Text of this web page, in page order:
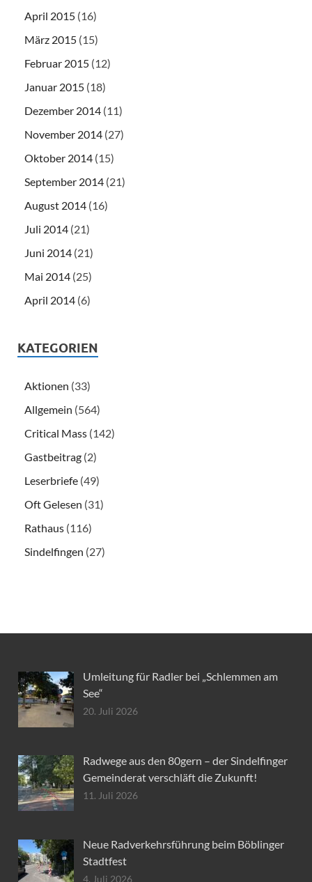
April 2015 (16)
März 2015 (15)
Februar 2015 (12)
Januar 2015 (18)
Dezember 2014 (11)
November 2014 (27)
Oktober 2014 (15)
September 2014 (21)
August 2014 (16)
Juli 2014 (21)
Juni 2014 (21)
Mai 2014 (25)
April 2014 (6)
KATEGORIEN
Aktionen (33)
Allgemein (564)
Critical Mass (142)
Gastbeitrag (2)
Leserbriefe (49)
Oft Gelesen (31)
Rathaus (116)
Sindelfingen (27)
Umleitung für Radler bei „Schlemmen am
See“
20. Juli 2026
Radwege aus den 80gern – der Sindelfinger
Gemeinderat verschläft die Zukunft!
11. Juli 2026
Neue Radverkehrsführung beim Böblinger
Stadtfest
4. Juli 2026